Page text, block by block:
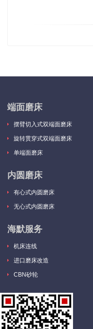
端面磨床
摆臂切入式双端面磨床
旋转贯穿式双端面磨床
单端面磨床
内圆磨床
有心式内圆磨床
无心式内圆磨床
海默服务
机床连线
进口磨床改造
CBN砂轮